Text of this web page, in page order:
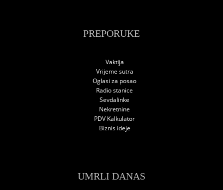
PREPORUKE
Vaktija
Vrijeme sutra
Oglasi za posao
Radio stanice
Sevdalinke
Nekretnine
PDV Kalkulator
Biznis ideje
UMRLI DANAS